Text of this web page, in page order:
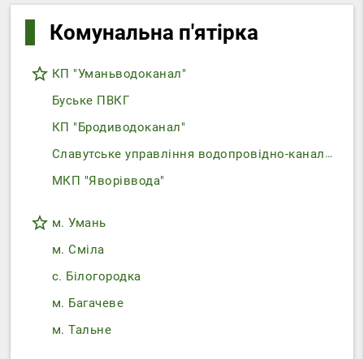
Комунальна п'ятірка
star_border КП "Уманьводоканал"
Буське ПВКГ
КП "Бродиводоканал"
Славутське управління водопровідно-каналізаційного господарства
МКП "Яворіввода"
star_border м. Умань
м. Сміла
с. Білогородка
м. Багачеве
м. Тальне